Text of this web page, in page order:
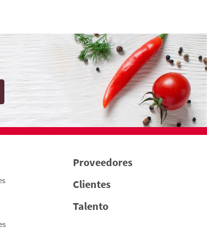
Proveedores
Clientes
Talento